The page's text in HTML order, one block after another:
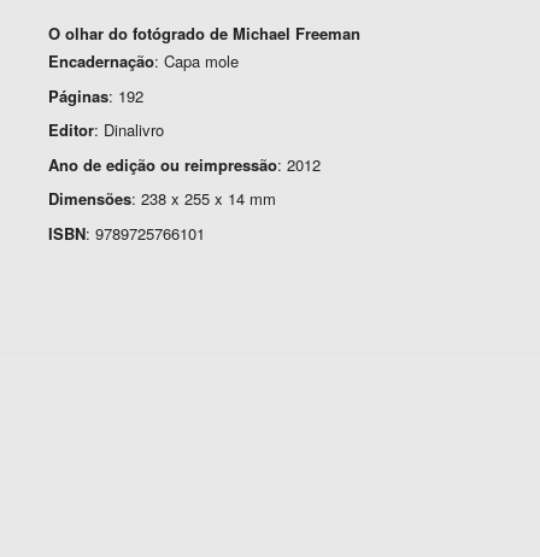
O olhar do fotógrado de Michael Freeman
Encadernação: Capa mole
Páginas: 192
Editor: Dinalivro
Ano de edição ou reimpressão: 2012
Dimensões: 238 x 255 x 14 mm
ISBN: 9789725766101